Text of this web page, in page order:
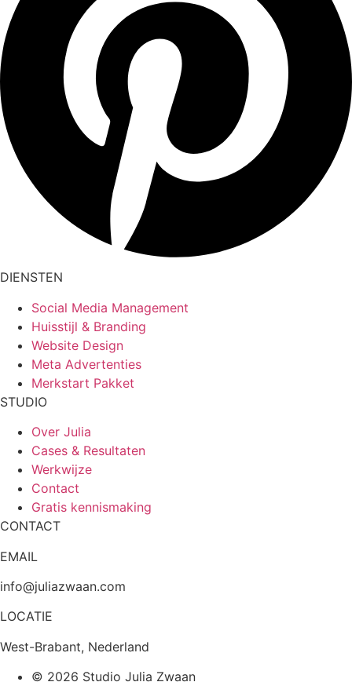
DIENSTEN
Social Media Management
Huisstijl & Branding
Website Design
Meta Advertenties
Merkstart Pakket
STUDIO
Over Julia
Cases & Resultaten
Werkwijze
Contact
Gratis kennismaking
CONTACT
EMAIL
info@juliazwaan.com
LOCATIE
West-Brabant, Nederland
© 2026 Studio Julia Zwaan